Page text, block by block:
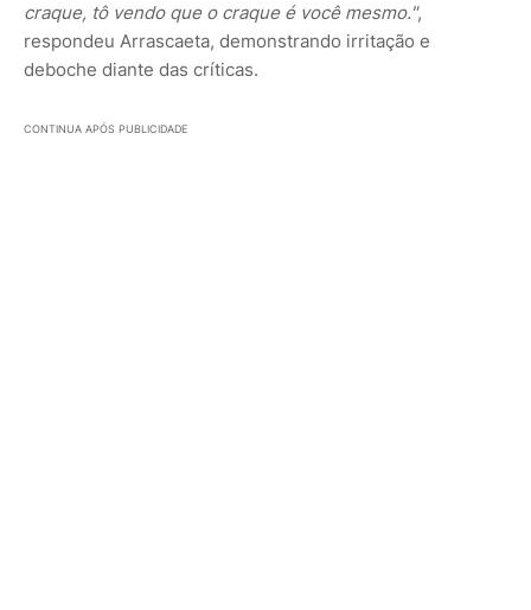
craque, tô vendo que o craque é você mesmo.",
respondeu Arrascaeta, demonstrando irritação e
deboche diante das críticas.
CONTINUA APÓS PUBLICIDADE